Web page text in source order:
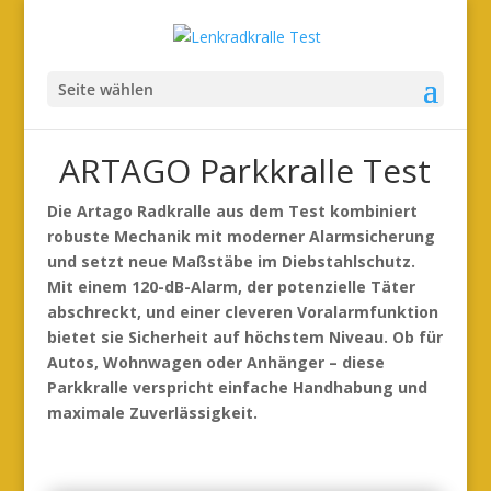
Seite wählen
ARTAGO Parkkralle Test
Die Artago Radkralle aus dem Test kombiniert
robuste Mechanik mit moderner Alarmsicherung
und setzt neue Maßstäbe im Diebstahlschutz.
Mit einem 120-dB-Alarm, der potenzielle Täter
abschreckt, und einer cleveren Voralarmfunktion
bietet sie Sicherheit auf höchstem Niveau. Ob für
Autos, Wohnwagen oder Anhänger – diese
Parkkralle verspricht einfache Handhabung und
maximale Zuverlässigkeit.